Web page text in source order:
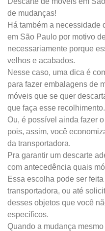
de mudanças!
Há também a necessidade
em São Paulo por motivo
necessariamente porque
velhos e acabados.
Nesse caso, uma dica é
para fazer embalagens de
móveis que se quer
que faça esse recolhimento.
Ou, é possível ainda fazer
pois, assim, você
da transportadora.
Pra garantir um descarte
com antecedência quais
Essa escolha pode ser
transportadora, ou até
desses objetos que você
específicos.
Quando a mudança